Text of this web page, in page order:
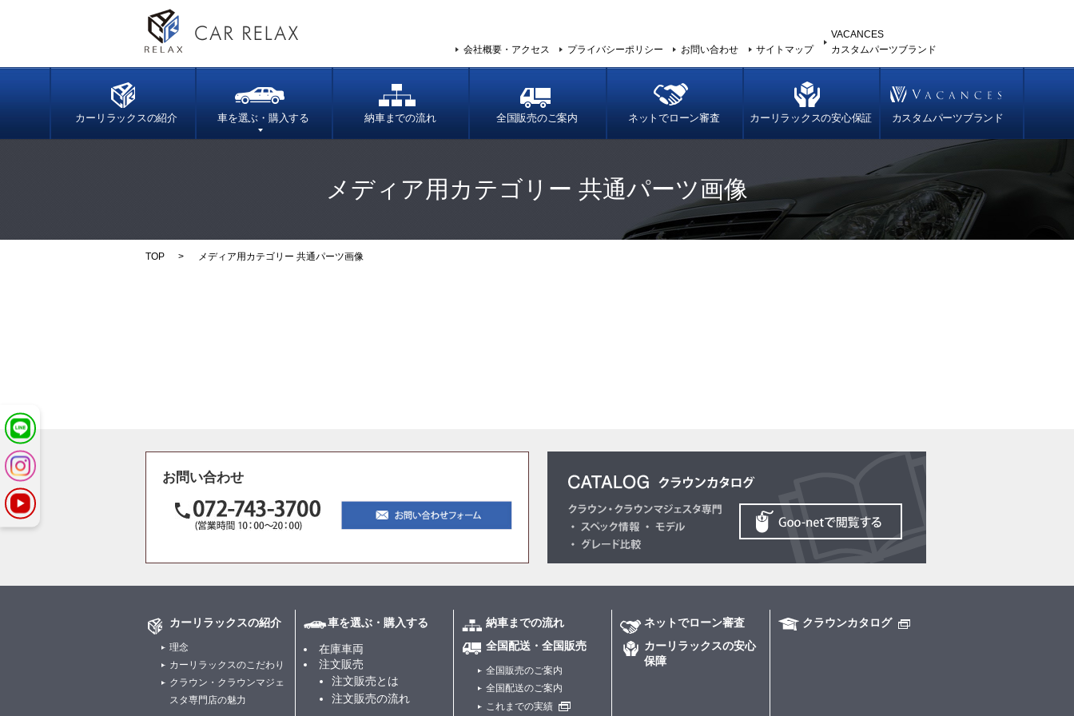
会社概要・アクセス プライバシーポリシー お問い合わせ サイトマップ
VACANCES
カスタムパーツブランド
カーリラックスの紹介 車を選ぶ・購入する 納車までの流れ 全国販売のご案内 ネットでローン審査 カーリラックスの安心保証 カスタムパーツブランド
メディア用カテゴリー 共通パーツ画像
TOP メディア用カテゴリー 共通パーツ画像
お問い合わせ
カーリラックスの紹介
理念
カーリラックスのこだわり
クラウン・クラウンマジェ
スタ専門店の魅力
車を選ぶ・購入する
在庫車両
注文販売
注文販売とは
注文販売の流れ
納車までの流れ
全国配送・全国販売
全国販売のご案内
全国配送のご案内
これまでの実績
ネットでローン審査
カーリラックスの安心
保障
クラウンカタログ